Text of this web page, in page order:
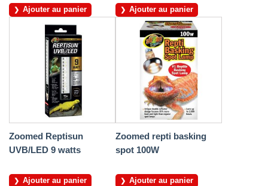
Ajouter au panier Ajouter au panier
Zoomed Reptisun
UVB/LED 9 watts
Ajouter au panier
Zoomed repti basking
spot 100W
Ajouter au panier